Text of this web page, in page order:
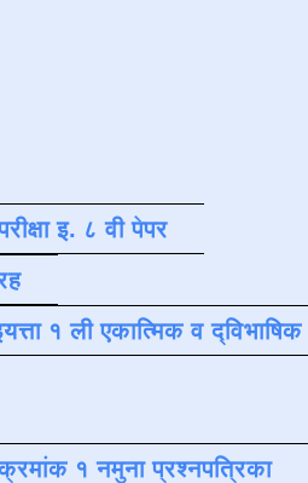
इ. ८ वी पेपर
१ ली एकात्मिक व द्विभाषिक
१ नमुना प्रश्नपत्रिका